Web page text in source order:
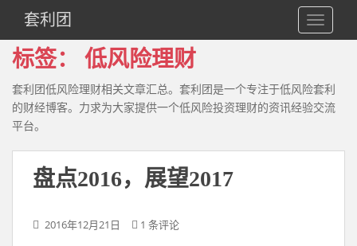
i
套利团
标签： 低风险理财
套利团低风险理财相关文章汇总。套利团是一个专注于低风险套利
的财经博客。力求为大家提供一个低风险投资理财的资讯经验交流
平台。
盘点2016，展望2017
2016年12月21日 1 条评论